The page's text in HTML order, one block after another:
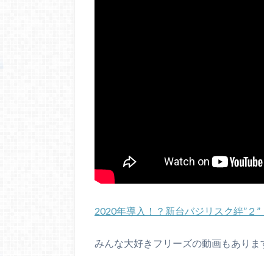
2020年導入！？新台バジリスク絆”
みんな大好きフリーズの動画もあり